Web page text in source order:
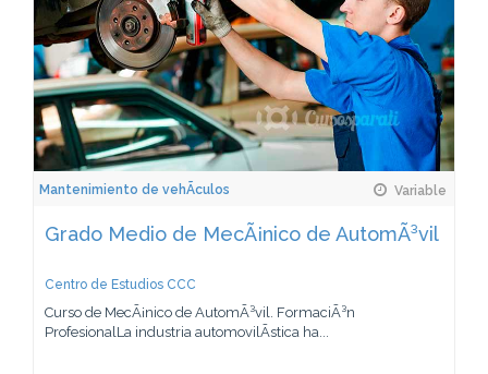
Mantenimiento de vehÃ­culos Variable
Grado Medio de MecÃ¡nico de AutomÃ³vil
Centro de Estudios CCC
Curso de MecÃ¡nico de AutomÃ³vil. FormaciÃ³n
ProfesionalLa industria automovilÃ­stica ha...